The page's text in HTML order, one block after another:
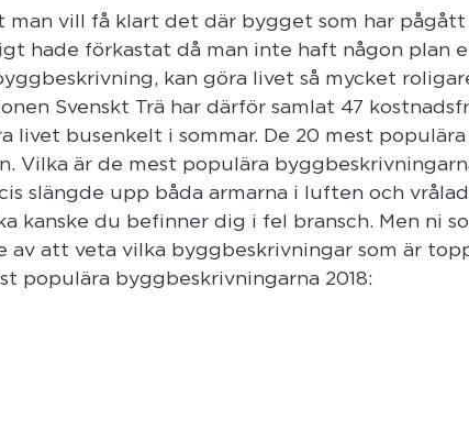
vill få klart det där bygget som har pågått
hade förkastat då man inte haft någon plan
kan göra livet så mycket
Svenskt Trä har därför samlat 47
busenkelt i sommar. De 20 mest populära
Vilka är de mest populära
slängde upp båda armarna i luften och
kanske du befinner dig i fel bransch. Men ni
av att veta vilka byggbeskrivningar som är
populära byggbeskrivningarna 2018: